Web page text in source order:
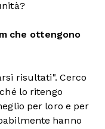
che ottengono
risultati". Cerco
lo ritengo
per loro e per
hanno